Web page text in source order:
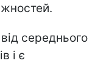
середнього
і є